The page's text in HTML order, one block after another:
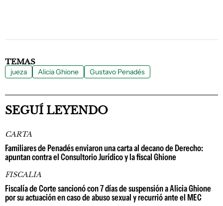
TEMAS
jueza Alicia Ghione Gustavo Penadés
SEGUÍ LEYENDO
CARTA
Familiares de Penadés enviaron una carta al decano de Derecho:
apuntan contra el Consultorio Jurídico y la fiscal Ghione
FISCALIA
Fiscalía de Corte sancionó con 7 días de suspensión a Alicia Ghione
por su actuación en caso de abuso sexual y recurrió ante el MEC